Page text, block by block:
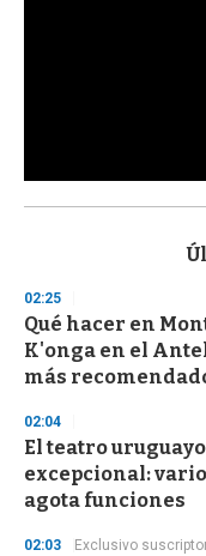
s
d
s
o
f
3
s
e
c
o
n
s
02:25
Qué hacer en
K'onga en el
más
02:04
El teatro
excepcional:
agota funciones
02:03 Exclusivo